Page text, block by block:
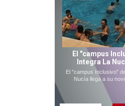
El "campus
Integra La
El "campus Inclusivo"
Nucía llega a su